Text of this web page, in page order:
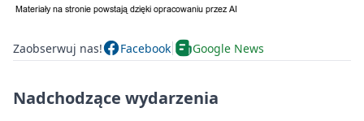
Zaobserwuj nas! Facebook Google News
Nadchodzące wydarzenia